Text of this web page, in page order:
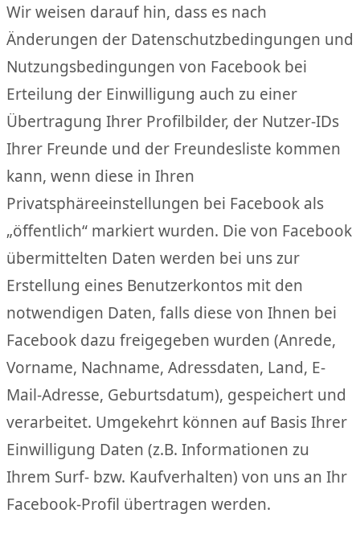
Wir weisen darauf hin, dass es nach
Änderungen der Datenschutzbedingungen und
Nutzungsbedingungen von Facebook bei
Erteilung der Einwilligung auch zu einer
Übertragung Ihrer Profilbilder, der Nutzer-IDs
Ihrer Freunde und der Freundesliste kommen
kann, wenn diese in Ihren
Privatsphäreeinstellungen bei Facebook als
„öffentlich“ markiert wurden. Die von Facebook
übermittelten Daten werden bei uns zur
Erstellung eines Benutzerkontos mit den
notwendigen Daten, falls diese von Ihnen bei
Facebook dazu freigegeben wurden (Anrede,
Vorname, Nachname, Adressdaten, Land, E-
Mail-Adresse, Geburtsdatum), gespeichert und
verarbeitet. Umgekehrt können auf Basis Ihrer
Einwilligung Daten (z.B. Informationen zu
Ihrem Surf- bzw. Kaufverhalten) von uns an Ihr
Facebook-Profil übertragen werden.